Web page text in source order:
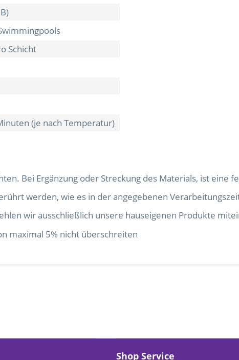
Schicht
(je nach Temperatur)
Bei Ergänzung oder Streckung des Materials, ist eine
werden, wie es in der angegebenen
wir ausschließlich unsere hauseigenen Produkte
maximal 5% nicht überschreiten
Shop Service